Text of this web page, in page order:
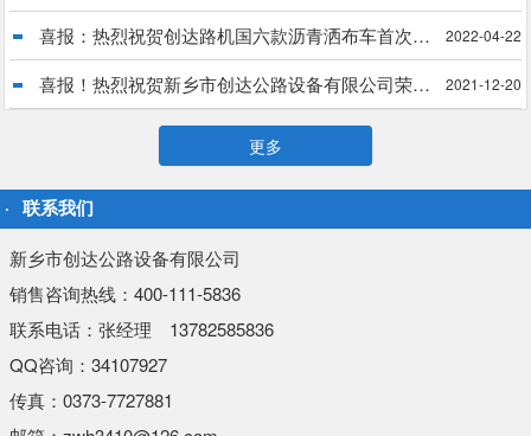
喜报：热烈祝贺创达路机国六款沥青洒布车首次出口菲律宾 2022-04-22
喜报！热烈祝贺新乡市创达公路设备有限公司荣获“国家科技型中小企业”殊荣 2021-12-20
更多
联系我们
新乡市创达公路设备有限公司
销售咨询热线：400-111-5836
联系电话：张经理 13782585836
QQ咨询：34107927
传真：0373-7727881